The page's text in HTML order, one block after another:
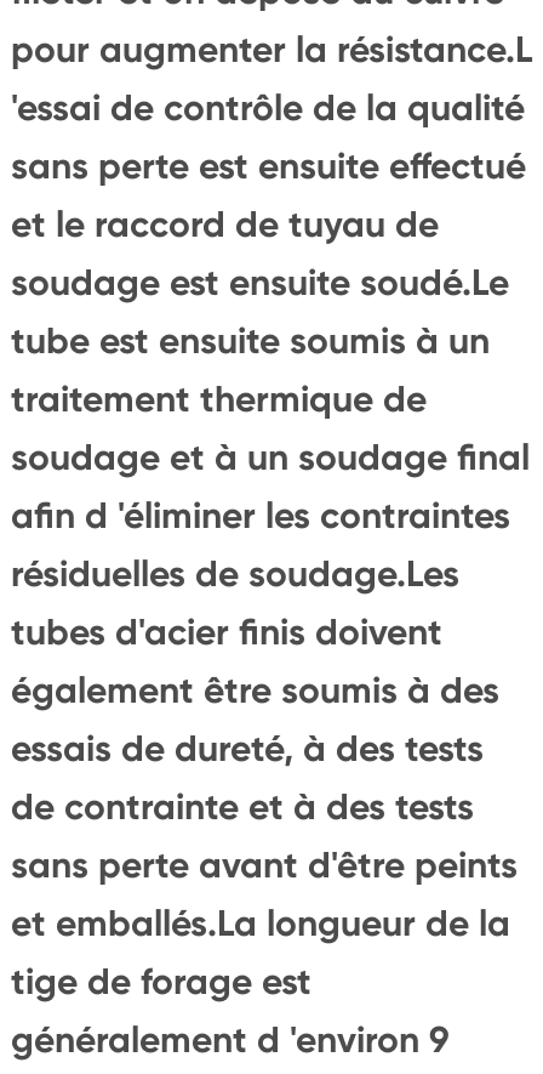
pour augmenter la résistance.L
'essai de contrôle de la qualité
sans perte est ensuite effectué
et le raccord de tuyau de
soudage est ensuite soudé.Le
tube est ensuite soumis à un
traitement thermique de
soudage et à un soudage final
afin d 'éliminer les contraintes
résiduelles de soudage.Les
tubes d'acier finis doivent
également être soumis à des
essais de dureté, à des tests
de contrainte et à des tests
sans perte avant d'être peints
et emballés.La longueur de la
tige de forage est
généralement d 'environ 9